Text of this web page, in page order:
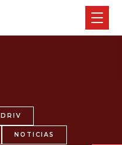
DRIV
NOTICIAS